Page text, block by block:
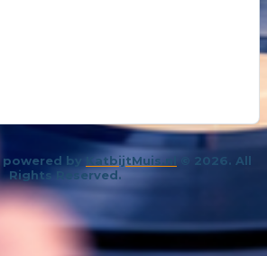
powered by KatbijtMuis.nl
© 2026. All
Rights Reserved.